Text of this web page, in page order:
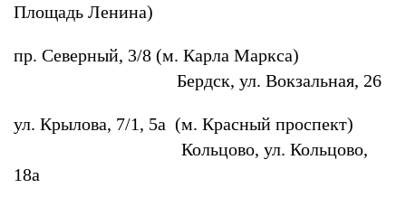
Площадь Ленина)
пр. Северный, 3/8 (м. Карла Маркса)
Бердск, ул. Вокзальная, 26
ул. Крылова, 7/1, 5а (м. Красный проспект)
Кольцово, ул. Кольцово,
18а